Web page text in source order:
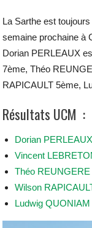
La Sarthe est
semaine prochaine à
Dorian PERLEAUX
7ème, Théo
RAPICAULT 5ème,
Résultats UCM :
Dorian PERLEAUX
Vincent
Théo REUNGERE
Wilson
Ludwig QUONIAM